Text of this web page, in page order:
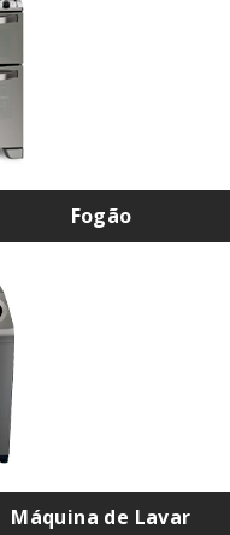
de Geladeira em Santana
de Geladeira na Zona sul
de Geladeira no Ibirapuera
de Geladeira no Itaim Bibi
de Geladeira em Moema
de Geladeira no Morumbi
de Geladeira na Vila Olímpia
de Geladeira em Higienópolis
de Geladeira na Vila Mariana
Geladeira na Cidade Jardim
de Geladeira na Zona Leste
de Geladeira no Tatuapé
de Geladeira na Mooca
de Geladeira em Perdizes
Fogão
na Zona Norte
na Zona Sul
na Zona Oeste
de Fogão na Zona Norte
de Fogão em Santana
Fogão na Casa Verde
Fogão na Zona Sul
de Fogão no Brooklin
Máquina de Lavar